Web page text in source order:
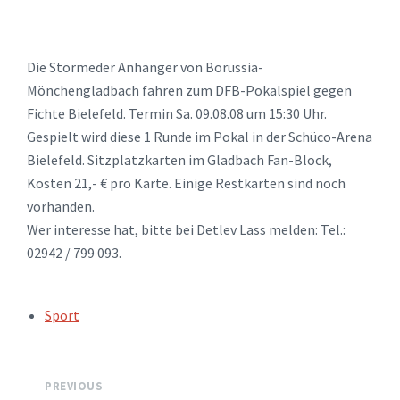
Die Störmeder Anhänger von Borussia-
Mönchengladbach fahren zum DFB-Pokalspiel gegen
Fichte Bielefeld. Termin Sa. 09.08.08 um 15:30 Uhr.
Gespielt wird diese 1 Runde im Pokal in der Schüco-Arena
Bielefeld. Sitzplatzkarten im Gladbach Fan-Block,
Kosten 21,- € pro Karte. Einige Restkarten sind noch
vorhanden.
Wer interesse hat, bitte bei Detlev Lass melden: Tel.:
02942 / 799 093.
TAGS:Sport
PREVIOUS